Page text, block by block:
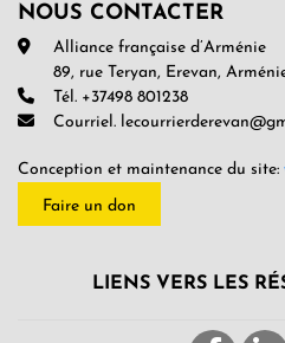
NOUS CONTACTER
Alliance française d’Arménie
89, rue Teryan, Erevan,
Tél. +37498 801238
Courriel.
Conception et maintenance du site:
Faire un don
LIENS VERS LES